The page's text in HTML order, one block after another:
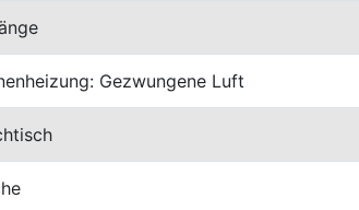
Gezwungene Luft